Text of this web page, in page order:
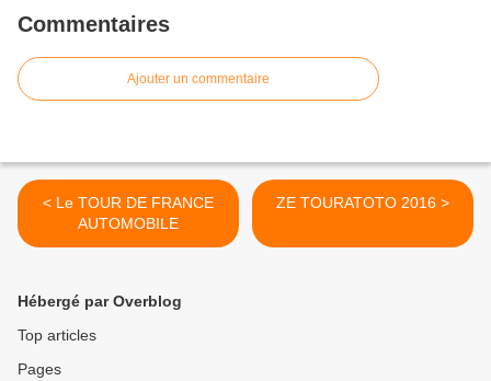
Commentaires
Ajouter un commentaire
< Le TOUR DE FRANCE
AUTOMOBILE
ZE TOURATOTO 2016 >
Hébergé par Overblog
Top articles
Pages